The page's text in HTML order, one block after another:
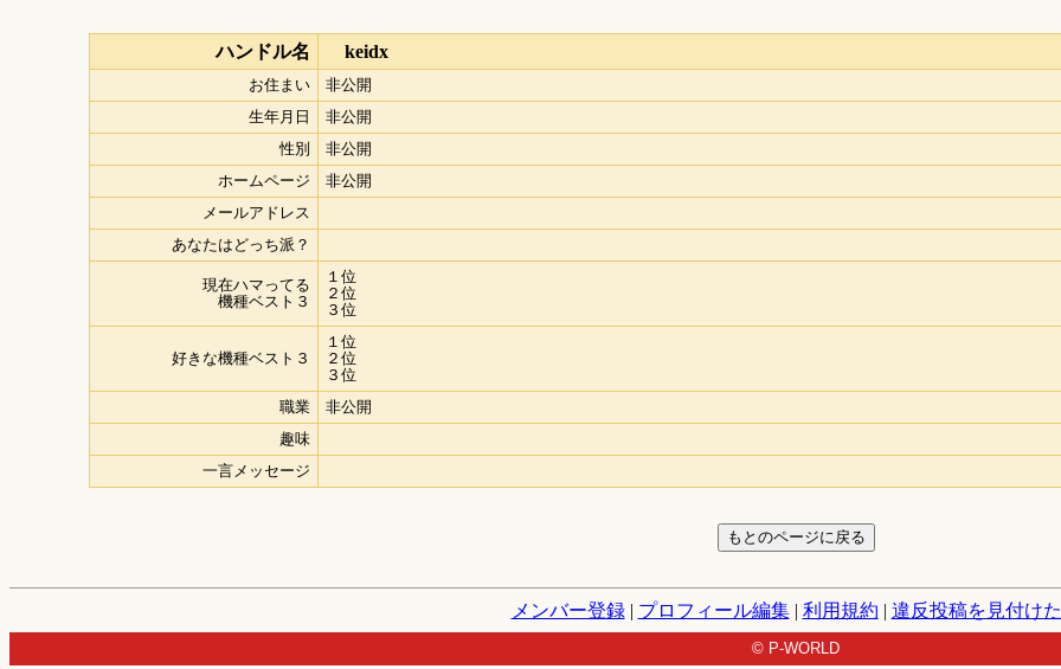
ハンドル名 keidx
お住まい
非公開
生年月日
非公開
性別
非公開
ホームページ
非公開
メールアドレス
あなたはどっち派？
現在ハマってる
機種ベスト３
１位
２位
３位
好きな機種ベスト３
１位
２位
３位
職業
非公開
趣味
一言メッセージ
メンバー登録| プロフィール編集| 利用規約 | 違反投稿を見付け
© P-WORLD